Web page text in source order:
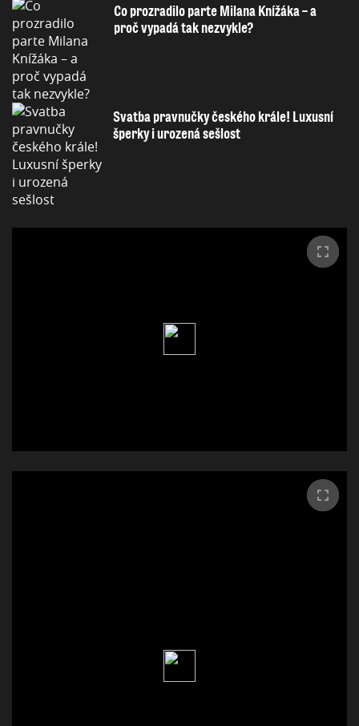
Co prozradilo parte Milana Knížáka – a
proč vypadá tak nezvykle?
Svatba pravnučky českého krále! Luxusní
šperky i urozená sešlost